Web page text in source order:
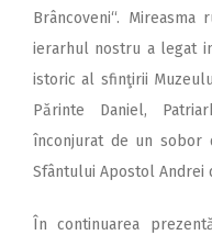
Brâncoveni“.
ierarhul nostru a legat
istoric al sfinţirii
Părinte Daniel,
înconjurat de un sobor
Sfântului Apostol Andrei
În continuarea